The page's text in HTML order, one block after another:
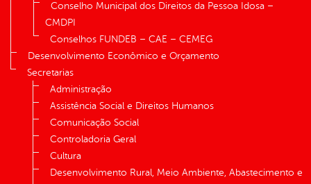
Conselho Municipal dos Direitos da Pessoa Idosa –
CMDPI
Conselhos FUNDEB – CAE – CEMEG
Desenvolvimento Econômico e Orçamento
Secretarias
Administração
Assistência Social e Direitos Humanos
Comunicação Social
Controladoria Geral
Cultura
Desenvolvimento Rural, Meio Ambiente, Abastecimento e